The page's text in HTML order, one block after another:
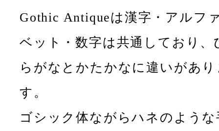
Gothic Antiqueは漢字・アルフ
ベット・数字は共通しており、
らがなとかたかなに違いがあり
す。
ゴシック体ながらハネのような